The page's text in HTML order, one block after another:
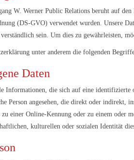
W. Werner Public Relations beruht auf
(DS-GVO) verwendet wurden. Unsere
sein. Um dies zu gewährleisten,
unter anderem die folgenden
Daten
Informationen, die sich auf eine
Person angesehen, die direkt oder indirekt,
einer Online-Kennung oder zu einem oder
kulturellen oder sozialen Identität